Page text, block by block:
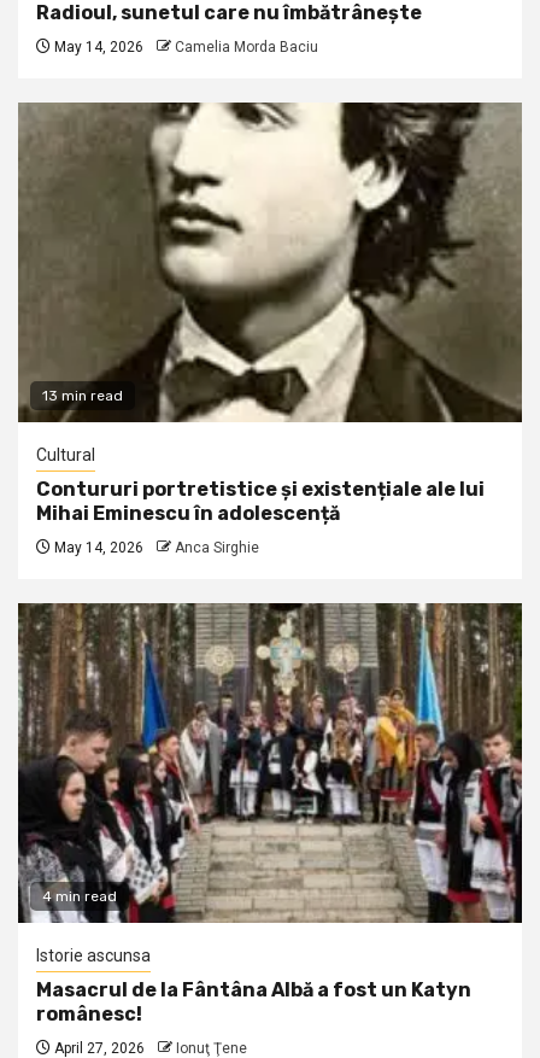
Radioul, sunetul care nu îmbătrânește
May 14, 2026 Camelia Morda Baciu
13 min read
Cultural
Contururi portretistice și existențiale ale lui
Mihai Eminescu în adolescență
May 14, 2026 Anca Sirghie
4 min read
Istorie ascunsa
Masacrul de la Fântâna Albă a fost un Katyn
românesc!
April 27, 2026 Ionuţ Ţene